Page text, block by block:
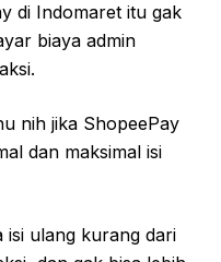
di Indomaret itu gak
biaya admin
nih jika ShopeePay
dan maksimal isi
isi ulang kurang dari